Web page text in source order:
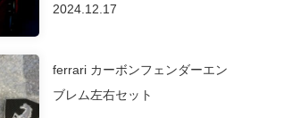
2024.12.17
ferrari カーボンフェンダーエン
ブレム左右セット